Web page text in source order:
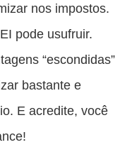
nos impostos.
pode usufruir.
“escondidas”
bastante e
E acredite, você